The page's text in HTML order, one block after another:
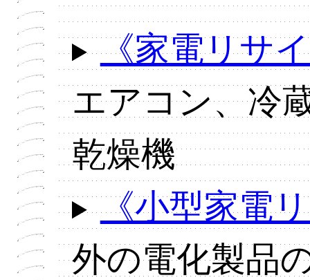
《家電リサ
エアコン、冷
乾燥機
《小型家電
外の電化製品